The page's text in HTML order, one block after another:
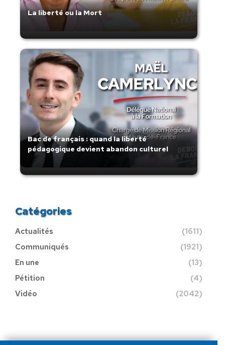
La liberté ou la Mort
Bac de français : quand la liberté
pédagogique devient abandon culturel
Catégories
Actualités
(1611)
Communiqués
(1921)
En une
(13)
Pétition
(4)
Vidéo
(2042)